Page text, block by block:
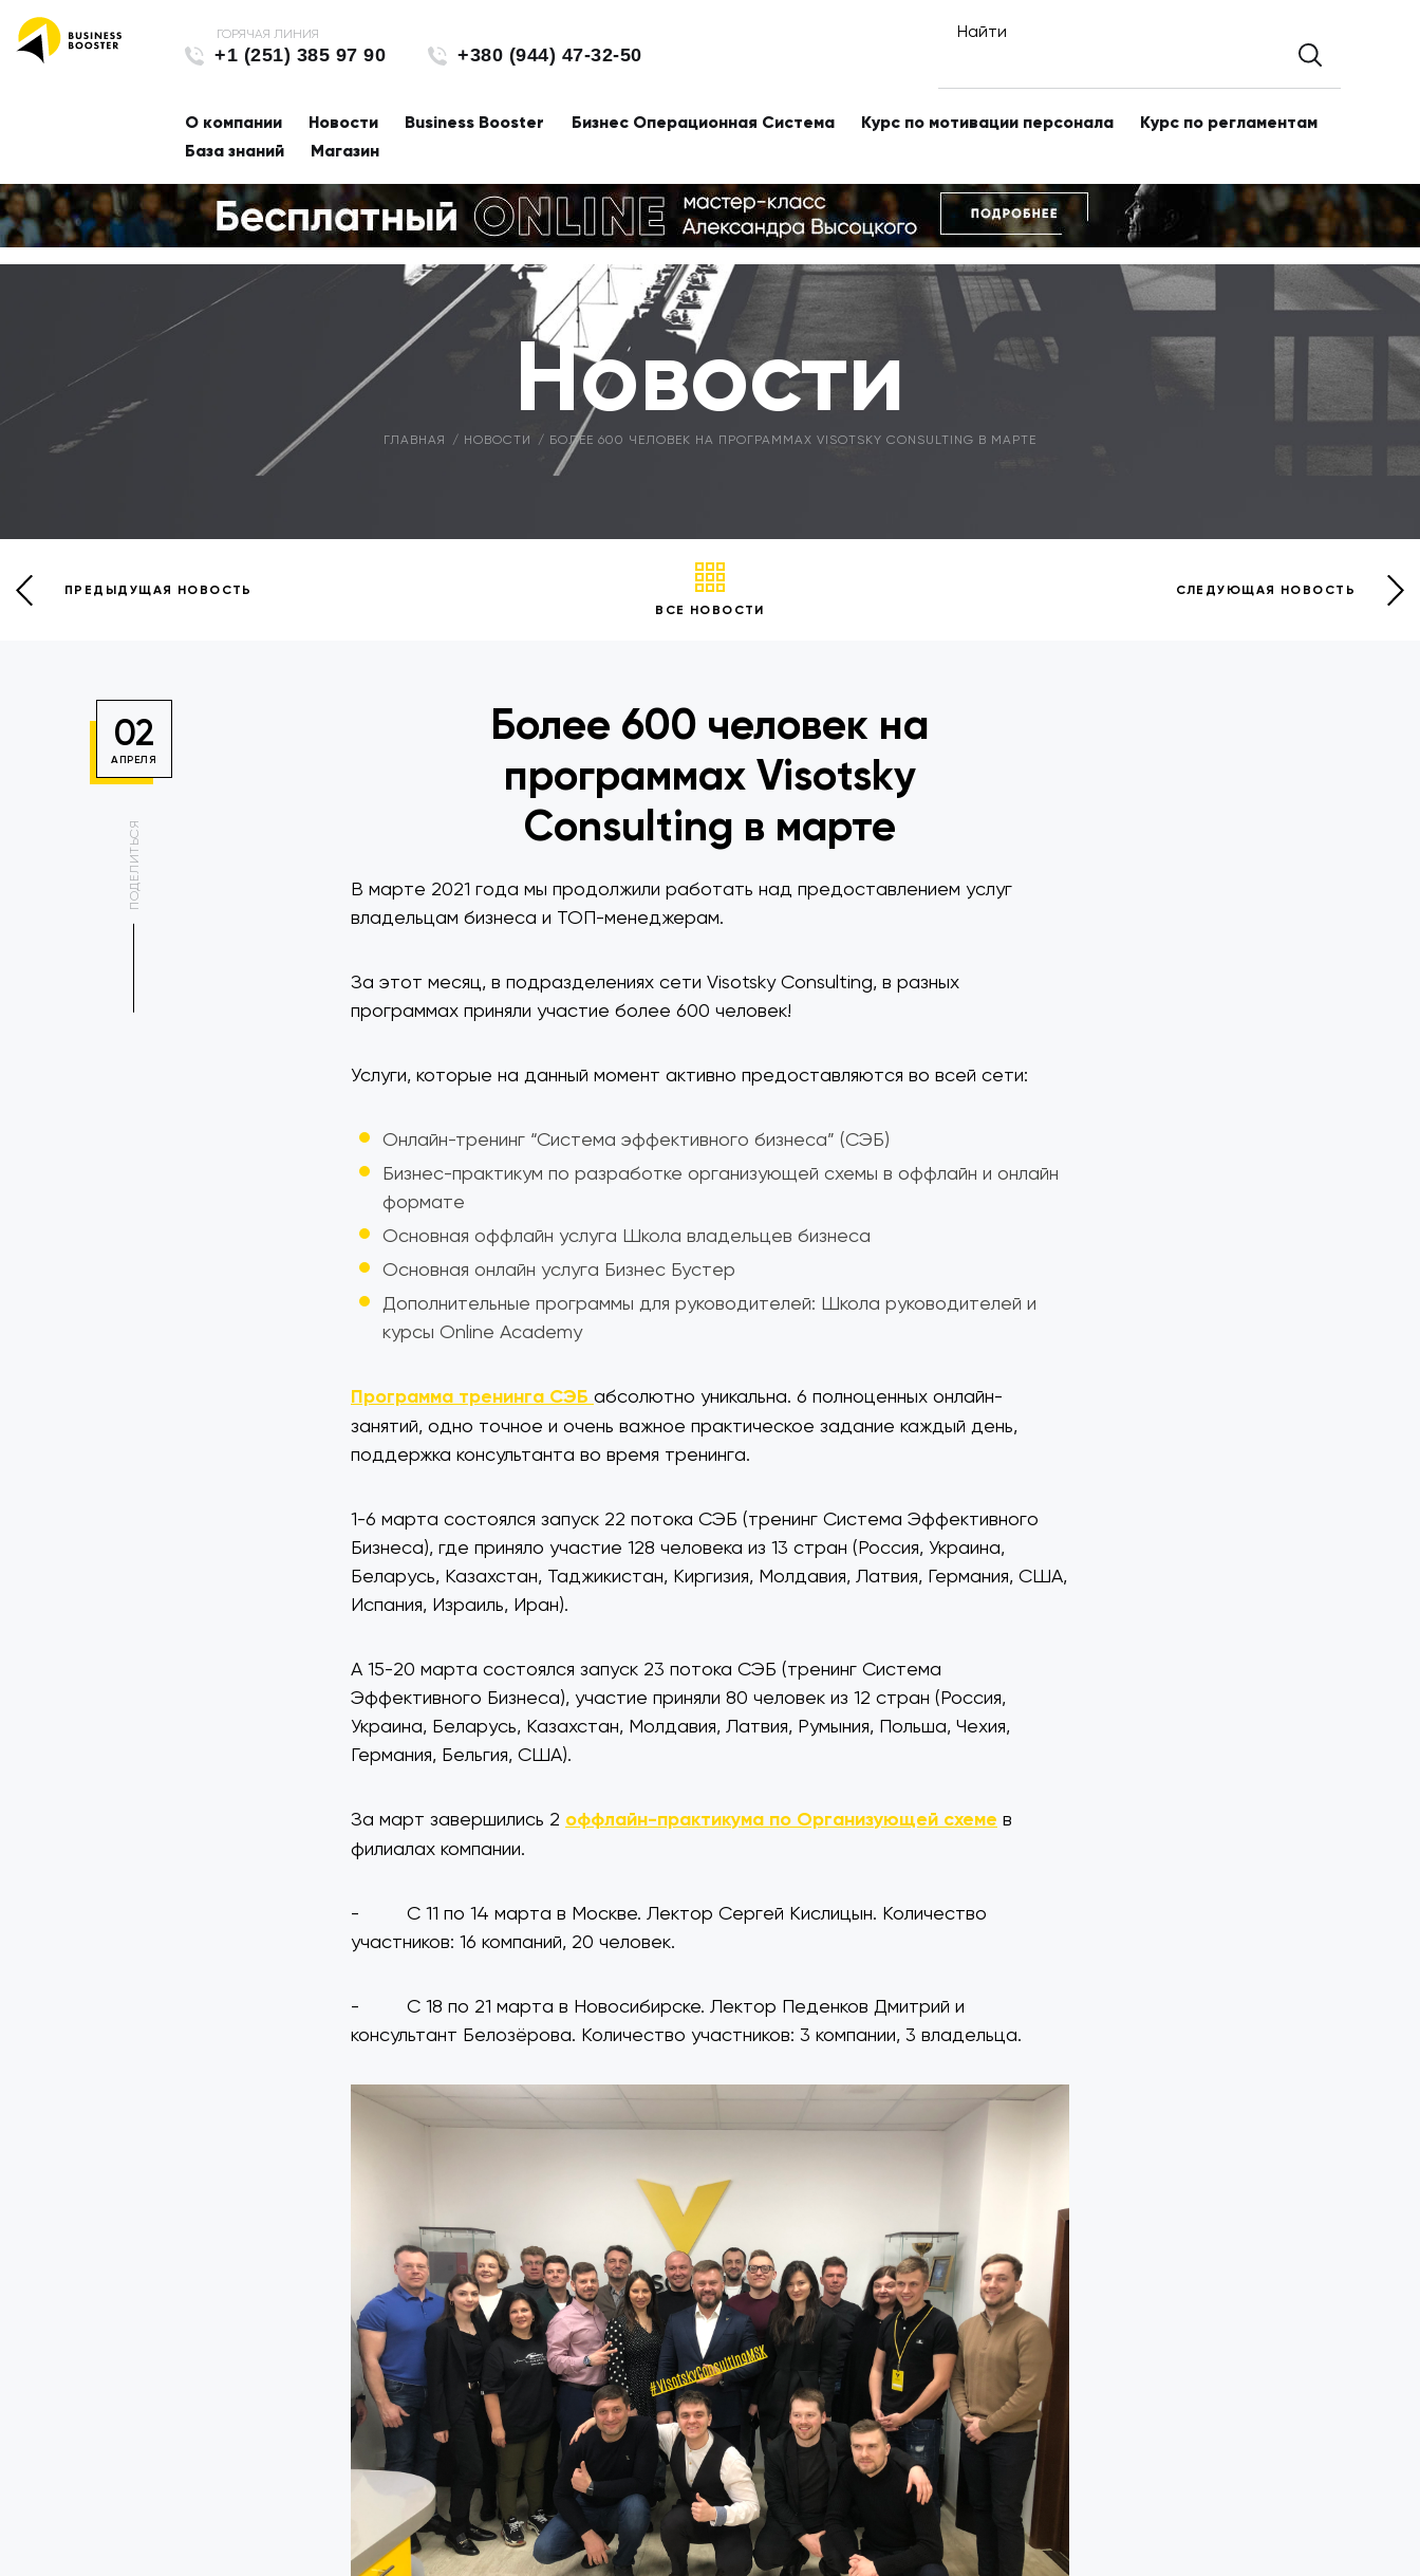
+1 (251) 385 97 90 +380 (944) 47-32-50
Найти
О компании Новости Business Booster Бизнес Операционная Система Курс по мотивации персонала
Курс по регламентам
База знаний
Магазин
Новости
ГЛАВНАЯ НОВОСТИ БОЛЕЕ 600 ЧЕЛОВЕК НА ПРОГРАММАХ VISOTSKY CONSULTING В МАРТЕ
ПРЕДЫДУЩАЯ НОВОСТЬ
ВСЕ НОВОСТИ
СЛЕДУЮЩАЯ НОВОСТЬ
02
АПРЕЛЯ
ПОДЕЛИТЬСЯ
Более 600 человек на
программах Visotsky
Consulting в марте
В марте 2021 года мы продолжили работать над предоставлением услуг
владельцам бизнеса и ТОП-менеджерам.
За этот месяц, в подразделениях сети Visotsky Consulting, в разных
программах приняли участие более 600 человек!
Услуги, которые на данный момент активно предоставляются во всей сети:
Онлайн-тренинг “Система эффективного бизнеса” (СЭБ)
Бизнес-практикум по разработке организующей схемы в оффлайн и онлайн
формате
Основная оффлайн услуга Школа владельцев бизнеса
Основная онлайн услуга Бизнес Бустер
Дополнительные программы для руководителей: Школа руководителей и
курсы Online Academy
Программа тренинга СЭБ абсолютно уникальна. 6 полноценных онлайн-
занятий, одно точное и очень важное практическое задание каждый день,
поддержка консультанта во время тренинга.
1-6 марта состоялся запуск 22 потока СЭБ (тренинг Система Эффективного
Бизнеса), где приняло участие 128 человека из 13 стран (Россия, Украина,
Беларусь, Казахстан, Таджикистан, Киргизия, Молдавия, Латвия, Германия, США,
Испания, Израиль, Иран).
А 15-20 марта состоялся запуск 23 потока СЭБ (тренинг Система
Эффективного Бизнеса), участие приняли 80 человек из 12 стран (Россия,
Украина, Беларусь, Казахстан, Молдавия, Латвия, Румыния, Польша, Чехия,
Германия, Бельгия, США).
За март завершились 2 оффлайн-практикума по Организующей схеме в
филиалах компании.
- С 11 по 14 марта в Москве. Лектор Сергей Кислицын. Количество
участников: 16 компаний, 20 человек.
- С 18 по 21 марта в Новосибирске. Лектор Педенков Дмитрий и
консультант Белозёрова. Количество участников: 3 компании, 3 владельца.